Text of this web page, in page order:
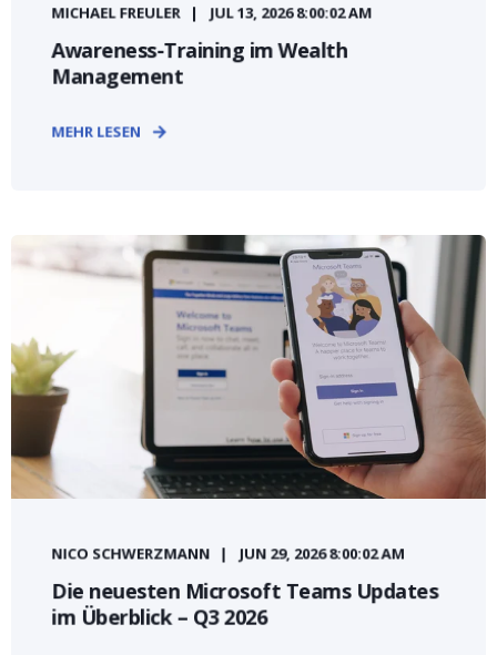
MICHAEL FREULER JUL 13, 2026 8:00:02 AM
Awareness-Training im Wealth
Management
MEHR LESEN
NICO SCHWERZMANN JUN 29, 2026 8:00:02 AM
Die neuesten Microsoft Teams Updates
im Überblick – Q3 2026